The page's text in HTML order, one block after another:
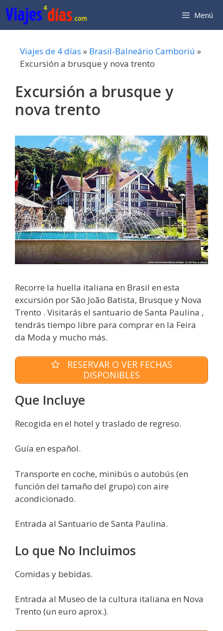
Saltar
al
contenido
Menú
Viajes de 4 días » Brasil-Balneário Camboriú »
Excursión a brusque y nova trento
Excursión a brusque y
nova trento
Recorre la huella italiana en Brasil en esta
excursión por São João Batista, Brusque y Nova
Trento . Visitarás el santuario de Santa Paulina ,
tendrás tiempo libre para comprar en la Feira
da Moda y mucho más.
RESERVAR O VER FECHAS
DISPONIBLES
Que Incluye
Recogida en el hotel y traslado de regreso.
Guía en español.
Transporte en coche, minibús o autobús (en
función del tamaño del grupo) con aire
acondicionado.
Entrada al Santuario de Santa Paulina.
Lo que No Incluimos
Comidas y bebidas.
Entrada al Museo de la cultura italiana en Nova
Trento (un euro aprox.).